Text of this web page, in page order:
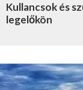
Kullancsok és
legelőkön